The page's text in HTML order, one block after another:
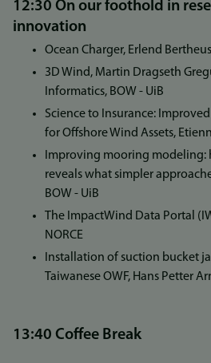
12:30 On our foothold in
innovation
Ocean Charger, Erlend
3D Wind, Martin Dragseth
Informatics, BOW - UiB
Science to Insurance:
for Offshore Wind Assets,
Improving mooring modeling:
reveals what simpler
BOW - UiB
The ImpactWind Data Portal
NORCE
Installation of suction bucket
Taiwanese OWF, Hans Petter
13:40 Coffee Break